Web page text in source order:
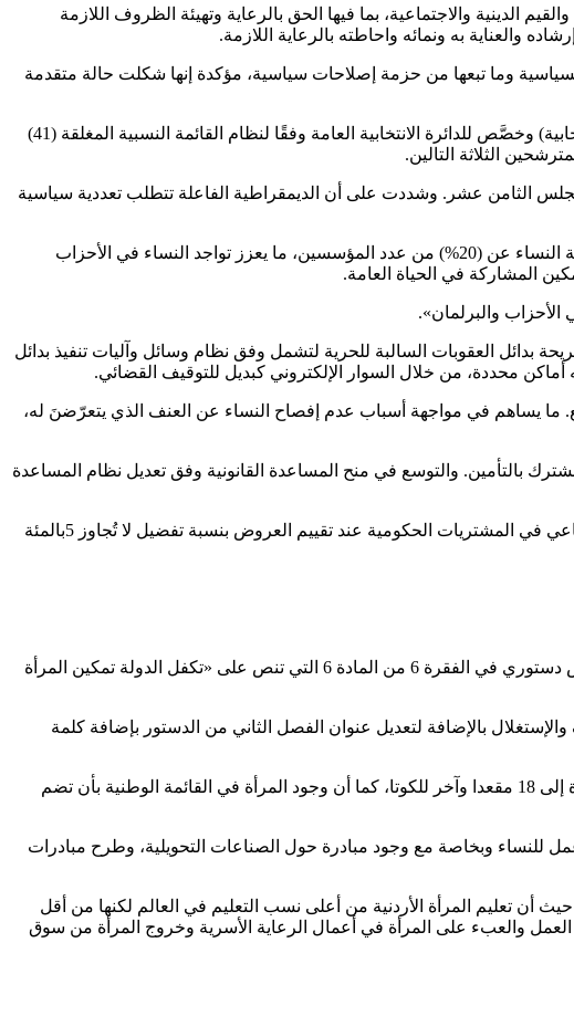
والاجتماعية، بما فيها الحق بالرعاية وتهيئة الظروف اللازمة
والعناية به ونمائه واحاطته بالرعاية اللازمة.
وما تبعها من حزمة إصلاحات سياسية، مؤكدة إنها شكلت حالة متقدمة
وأوضحت أن هذه المخرجات تمثلت بصدور قانون الانتخاب لمجلس النواب، حيث تم تخصيص 18 مقعدا للنساء (مقعد لكل دائرة انتخابية) وخصَّص للدائرة الانتخابية العامة وفقًا لنظام القائمة النسبية المغلقة (41)
الثلاثة التالين.
رفع نسبة مشاركة النساء في مجلس النواب التي شكلت في حدها الأقصى 15.38 بالمئة في المجلس الثامن عشر. وشددت على أن الديمقراطية الفاعلة تتطلب تعددية سياسية
وعرضت لصدور قانون الأحزاب السياسية الذي نص على المتطلبات الواجب استيفاؤها في عدد المؤسسين للحزب وأن لا تقل نسبة النساء عن (20%) من عدد المؤسسين، ما يعزز تواجد النساء في الأحزاب
المشاركة في الحياة العامة.
الأحزاب والبرلمان».
من العنف الأسري جرى تعديل قانون العقوبات في العام 2022 التي وسعت من شريحة بدائل العقوبات السالبة للحرية لتشمل وفق نظام وسائل وآليات تنفيذ بدائل
ما يساهم في مواجهة أسباب عدم إفصاح النساء عن العنف الذي يتعرّضنَ له،
بالتأمين. والتوسع في منح المساعدة القانونية وفق تعديل نظام المساعدة
ونبهت إلى أهمية قرار مجلس الوزراء استناداً لأحكام نظام المشتريات الحكومية لعام 2022 بمنح أفضلية خاصة بإدماج النوع الإجتماعي في المشتريات الحكومية عند تقييم العروض بنسبة تفضيل لا تُجاوز 5بالمئة
من جهتها قالت وزيرة التنمية الاجتماعية السابقة ريم أبو حسان إن التمكين السياسي والاقتصادي للمرأة بفاعلية بدأ منذ إضافة نص دستوري في الفقرة 6 من المادة 6 التي تنص على «تكفل الدولة تمكين المرأة
بالإضافة لتعديل عنوان الفصل الثاني من الدستور بإضافة كلمة
وبيّنت أن الدستور ومن خلال القوانين يترجم هذا النص الدستوري بتعديلات قانوني الانتخاب والأحزاب الجديدين وزيادة مقاعد المرأة إلى 18 مقعدا وآخر للكوتا، كما أن وجود المرأة في القائمة الوطنية بأن تضم
للنساء وبخاصة مع وجود مبادرة حول الصناعات التحويلية، وطرح مبادرات
أن تعليم المرأة الأردنية من أعلى نسب التعليم في العالم لكنها من أقل
والعبء على المرأة في أعمال الرعاية الأسرية وخروج المرأة من سوق